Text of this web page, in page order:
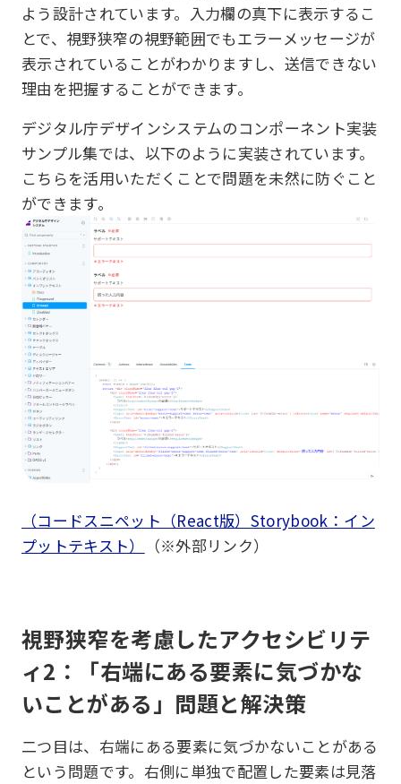
よう設計されています。入力欄の真下に表示するこ
とで、視野狭窄の視野範囲でもエラーメッセージが
表示されていることがわかりますし、送信できない
理由を把握することができます。
デジタル庁デザインシステムのコンポーネント実装
サンプル集では、以下のように実装されています。
こちらを活用いただくことで問題を未然に防ぐこと
ができます。
（コードスニペット（React版）Storybook：イン
プットテキスト）
（※外部リンク）
視野狭窄を考慮したアクセシビリテ
ィ2：「右端にある要素に気づかな
いことがある」問題と解決策
二つ目は、右端にある要素に気づかないことがある
という問題です。右側に単独で配置した要素は見落